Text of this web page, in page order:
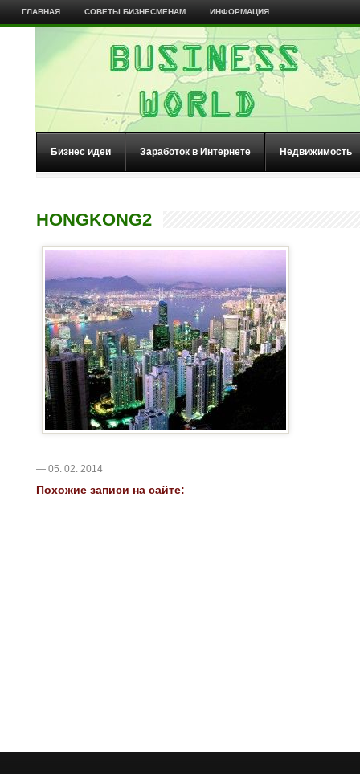
ГЛАВНАЯ СОВЕТЫ БИЗНЕСМЕНАМ ИНФОРМАЦИЯ
Бизнес идеи Заработок в Интернете Недвижимость
HONGKONG2
— 05. 02. 2014
Похожие записи на сайте: